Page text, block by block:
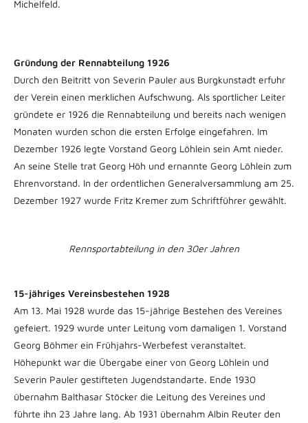
Michelfeld.
Gründung der Rennabteilung 1926
Durch den Beitritt von Severin Pauler aus Burgkunstadt erfuhr
der Verein einen merklichen Aufschwung. Als sportlicher Leiter
gründete er 1926 die Rennabteilung und bereits nach wenigen
Monaten wurden schon die ersten Erfolge eingefahren. Im
Dezember 1926 legte Vorstand Georg Löhlein sein Amt nieder.
An seine Stelle trat Georg Höh und ernannte Georg Löhlein zum
Ehrenvorstand. In der ordentlichen Generalversammlung am 25.
Dezember 1927 wurde Fritz Kremer zum Schriftführer gewählt.
Rennsportabteilung in den 30er Jahren
15-jähriges Vereinsbestehen 1928
Am 13. Mai 1928 wurde das 15-jährige Bestehen des Vereines
gefeiert. 1929 wurde unter Leitung vom damaligen 1. Vorstand
Georg Böhmer ein Frühjahrs-Werbefest veranstaltet.
Höhepunkt war die Übergabe einer von Georg Löhlein und
Severin Pauler gestifteten Jugendstandarte. Ende 1930
übernahm Balthasar Stöcker die Leitung des Vereines und
führte ihn 23 Jahre lang. Ab 1931 übernahm Albin Reuter den